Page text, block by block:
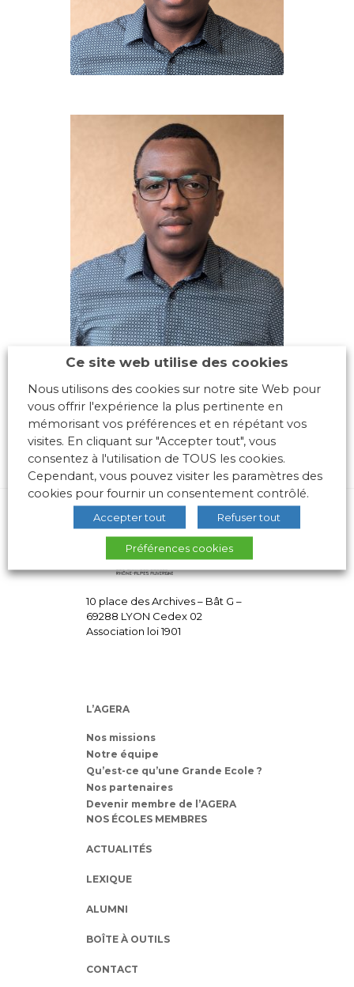
10 place des Archives – Bât G –
69288 LYON Cedex 02
Association loi 1901
L’AGERA
Nos missions
Notre équipe
Qu’est-ce qu’une Grande Ecole ?
Nos partenaires
Devenir membre de l’AGERA
NOS ÉCOLES MEMBRES
ACTUALITÉS
LEXIQUE
ALUMNI
BOÎTE À OUTILS
CONTACT
Ce site web utilise des cookies
Nous utilisons des cookies sur notre site Web pour
vous offrir l'expérience la plus pertinente en
mémorisant vos préférences et en répétant vos
visites. En cliquant sur "Accepter tout", vous
consentez à l'utilisation de TOUS les cookies.
Cependant, vous pouvez visiter les paramètres des
cookies pour fournir un consentement contrôlé.
Accepter tout Refuser tout
Préférences cookies